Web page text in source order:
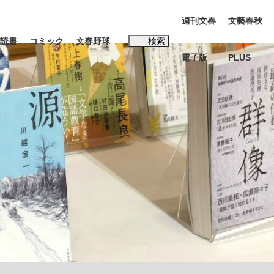
ンタビュー 読書
日本代表“敗戦”の真実 選手が明かす...
将棋
読書 コミック 文春野球 検索
#松田聖子
週刊文春
電子版
文藝春秋
PLUS